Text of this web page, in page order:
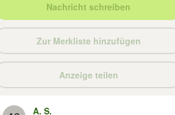
Nachricht schreiben
Zur Merkliste hinzufügen
Anzeige teilen
A. S.